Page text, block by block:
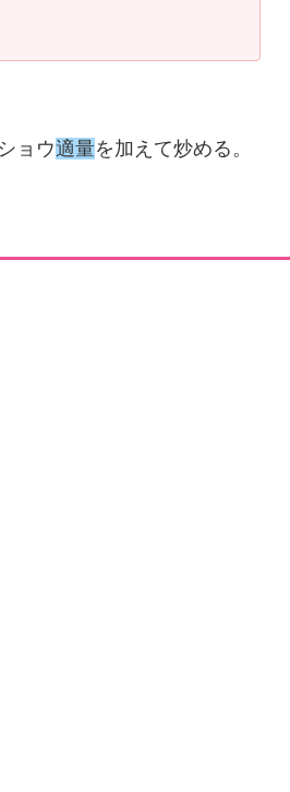
ョウ適量を加えて炒める。